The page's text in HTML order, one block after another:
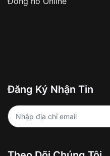
✔️ Đảm bảo xử lý
✔️ Hạn chế tình
Từ khóa SEO:
Khách hàng được
Đăng Ký Nhận Tin